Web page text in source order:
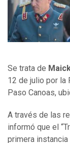
Se trata de
12 de julio por la
Paso Canoas,
A través de las
informó que el
primera